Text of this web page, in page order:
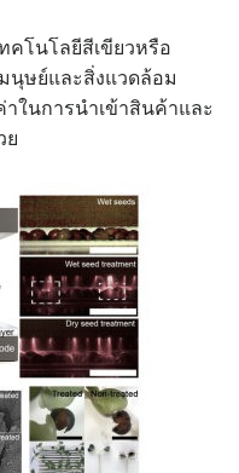
คโนโลยีสีเขียวหรือ
นุษย์และสิ่งแวดล้อม
ในการนำเข้าสินค้าและ
ย